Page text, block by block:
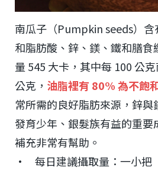
南瓜子（Pumpkin seeds）含
和脂肪酸、鋅、鎂、鐵和膳食
量 545 大卡，其中每 100 公
公克， 油脂裡有 80% 為不飽
常所需的良好脂肪來源，鋅與
發育少年、銀髮族有益的重要
補充非常有幫助。
• 每日建議攝取量：一小把